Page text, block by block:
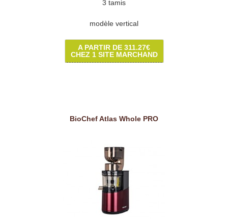
3 tamis
modèle vertical
A PARTIR DE 311.27€
CHEZ 1 SITE MARCHAND
BioChef Atlas Whole PRO